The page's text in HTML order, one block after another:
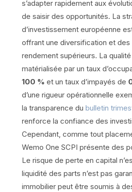
s’adapter rapidement aux
de saisir des opportunités. La
d’investissement européenne
offrant une diversification et
rendement supérieurs. La
matérialisée par un taux
100 % et un taux d’impayés de
d’une rigueur opérationnelle
la transparence du bulletin
renforce la confiance des
Cependant, comme tout
Wemo One SCPI présente des
Le risque de perte en capital
liquidité des parts n’est pas
immobilier peut être soumis à